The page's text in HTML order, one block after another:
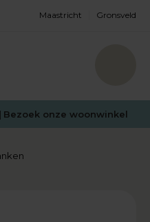
Maastricht Gronsveld
Bezoek onze woonwinkel